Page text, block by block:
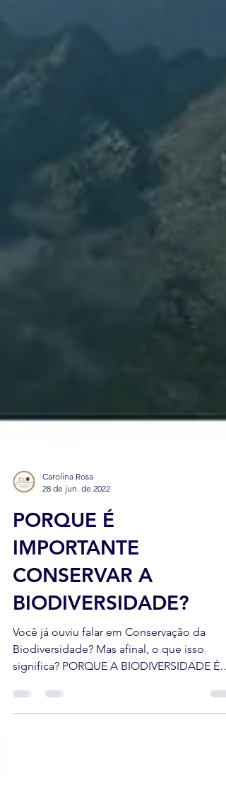
Carolina Rosa
28 de jun. de 2022
PORQUE É
IMPORTANTE
CONSERVAR A
BIODIVERSIDADE?
Você já ouviu falar em Conservação da
Biodiversidade? Mas afinal, o que isso